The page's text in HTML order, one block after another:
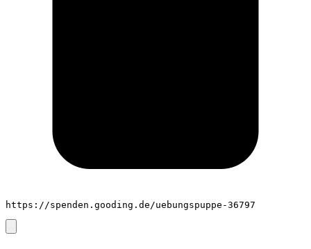
https://spenden.gooding.de/uebungspuppe-36797